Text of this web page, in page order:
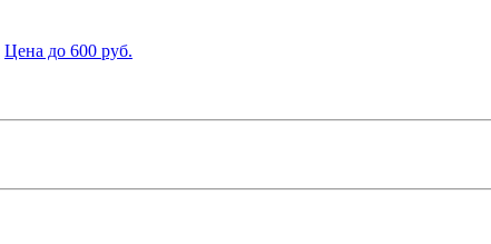
Цена до 600 руб.